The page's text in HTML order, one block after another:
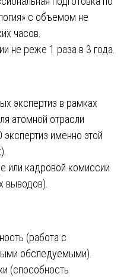
с объемом не
часов.
не реже 1 раза в 3 года.
экспертиз в рамках
атомной отрасли
именно этой
или кадровой комиссии
выводов).
(работа с
обследуемыми).
(способность